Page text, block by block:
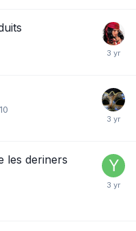
les deriners